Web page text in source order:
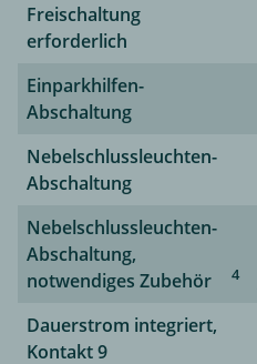
Freischaltung
erforderlich
Einparkhilfen-
Abschaltung
Nebelschlussleuchten-
Abschaltung
Nebelschlussleuchten-
Abschaltung,
notwendiges Zubehör
4
Dauerstrom integriert,
Kontakt 9